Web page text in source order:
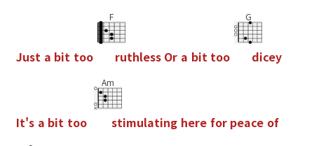
Just a bit too
F
ruthless Or a bit too
G
dicey
It's a bit too
Am
stimulating here for peace of